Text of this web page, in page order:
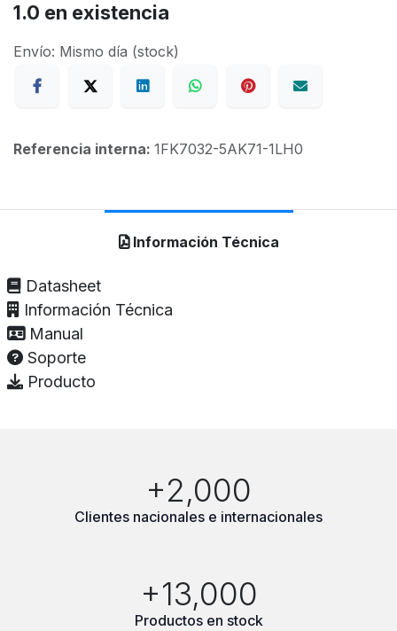
1.0 en existencia
Envío: Mismo día (stock)
Referencia interna: 1FK7032-5AK71-1LH0
Información Técnica
Datasheet
Información Técnica
Manual
Soporte
Producto
+2,000
Clientes nacionales e internacionales
+13,000
Productos en stock